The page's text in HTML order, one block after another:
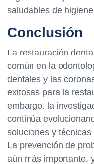
saludables de
Conclusión
La restauración
común en la
dentales y las
exitosas para la
embargo, la
continúa
soluciones y
La prevención de
aún más importante,